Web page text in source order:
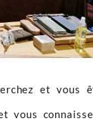
et vous
vous